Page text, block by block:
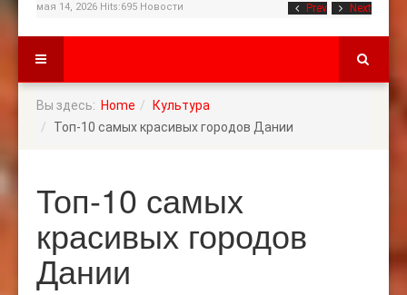
Prev Next
мая 14, 2026 Hits:695 Новости
Вы здесь: Home
Культура
Топ-10 самых красивых городов Дании
Топ-10 самых
красивых городов
Дании